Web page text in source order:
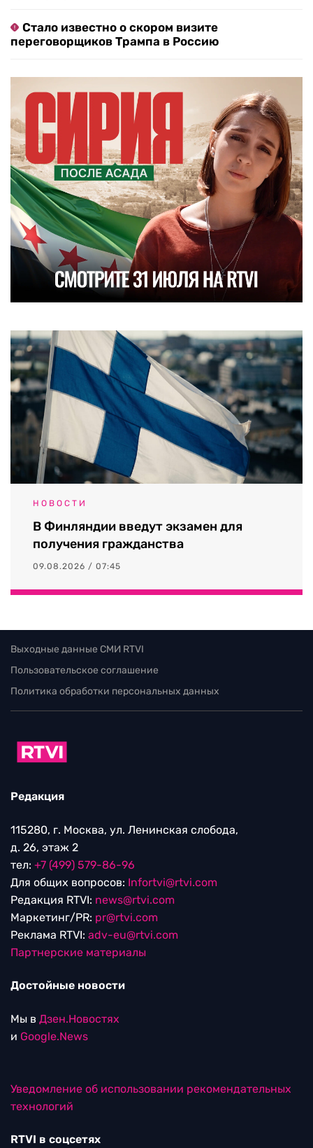
Стало известно о скором визите
переговорщиков Трампа в Россию
НОВОСТИ
В Финляндии введут экзамен для
получения гражданства
09.08.2026 / 07:45
Выходные данные СМИ RTVI
Пользовательское соглашение
Политика обработки персональных данных
Редакция
115280, г. Москва, ул. Ленинская слобода,
д. 26, этаж 2
тел: +7 (499) 579-86-96
Для общих вопросов: Infortvi@rtvi.com
Редакция RTVI: news@rtvi.com
Маркетинг/PR: pr@rtvi.com
Реклама RTVI: adv-eu@rtvi.com
Партнерские материалы
Достойные новости
Мы в Дзен.Новостях
и Google.News
Уведомление об использовании рекомендательных
технологий
RTVI в соцсетях